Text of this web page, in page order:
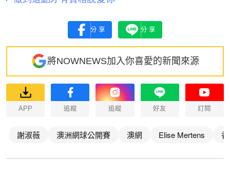
分享 分享
將NOWNEWS加入你喜愛的新聞來源
APP 追蹤 追蹤 好友 訂閱
謝淑薇 澳洲網球公開賽 澳網 Elise Mertens